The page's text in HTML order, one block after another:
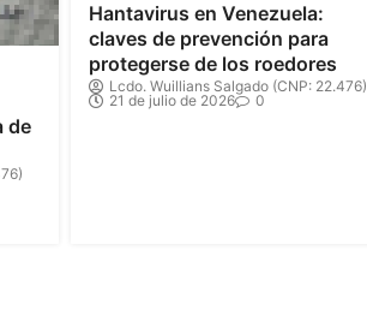
de
Hantavirus en Venezuela:
claves de prevención para
protegerse de los roedores
Lcdo. Wuillians Salgado (CNP: 22.476)
21 de julio de 2026
0